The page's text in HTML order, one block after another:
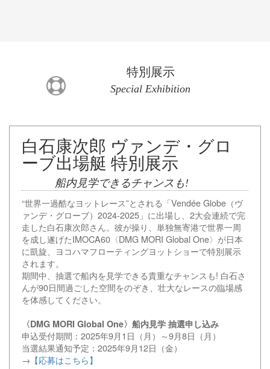
特別展示
Special Exhibition
白石康次郎 ヴァンデ・グロ
ーブ出場艇 特別展示
船内見学できるチャンスも!
“世界一過酷なヨットレース”とされる「Vendée Globe（ヴ
ァンデ・グローブ）2024-2025」に出場し、2大会連続で完
走した白石康次郎さん。彼が操り、単独無寄港で世界一周
を成し遂げたIMOCA60〈DMG MORI Global One〉が日本
に凱旋、ヨコハマフローティングヨットショーで特別展示
されます。
期間中、抽選で船内を見学できる貴重なチャンスも! 白石さ
んが90日間過ごした空間をのぞき、壮大なレースの臨場感
を体感してください。
〈DMG MORI Global One〉船内見学 抽選申し込み
申込受付期間：2025年9月1日（月）～9月8日（月）
当選結果通知予定：2025年9月12日（金）
→ 【応募はこちら】